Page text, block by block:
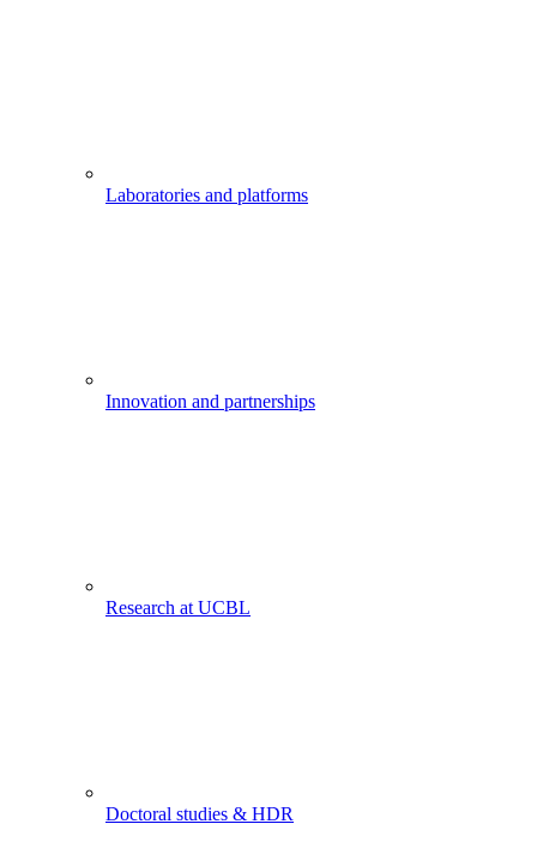
Laboratories and platforms
Innovation and partnerships
Research at UCBL
Doctoral studies & HDR